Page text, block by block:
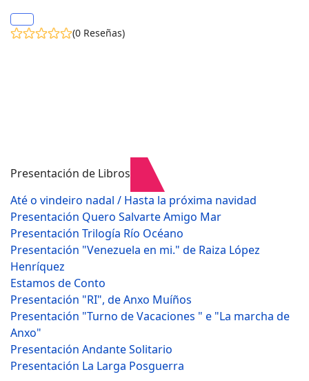
(0 Reseñas)
Presentación de Libros
Até o vindeiro nadal / Hasta la próxima navidad
Presentación Quero Salvarte Amigo Mar
Presentación Trilogía Río Océano
Presentación "Venezuela en mi." de Raiza López
Henríquez
Estamos de Conto
Presentación "RI", de Anxo Muíños
Presentación "Turno de Vacaciones " e "La marcha de
Anxo"
Presentación Andante Solitario
Presentación La Larga Posguerra